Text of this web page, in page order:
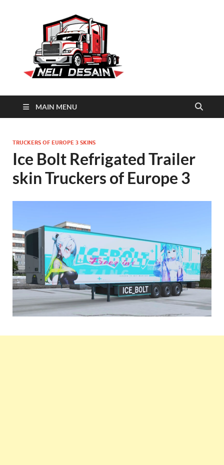
MAIN MENU
TRUCKERS OF EUROPE 3 SKINS
Ice Bolt Refrigated Trailer
skin Truckers of Europe 3